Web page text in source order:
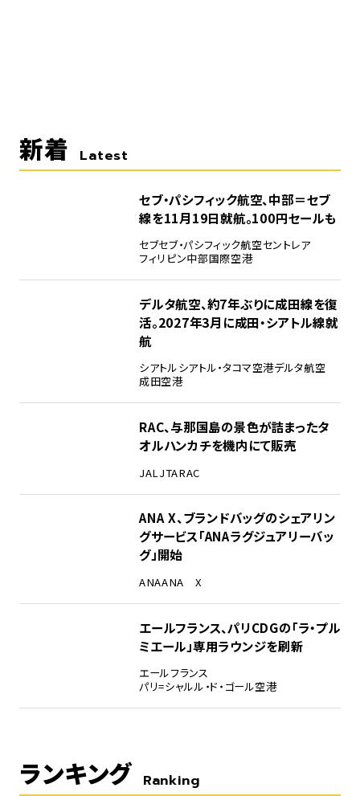
新着 Latest
セブ・パシフィック航空、中部＝セブ
線を11月19日就航。100円セールも
セブセブ・パシフィック航空セントレア
フィリピン中部国際空港
デルタ航空、約7年ぶりに成田線を復
活。2027年3月に成田・シアトル線就
航
シアトルシアトル・タコマ空港デルタ航空
成田空港
RAC、与那国島の景色が詰まったタ
オルハンカチを機内にて販売
JAL JTARAC
ANA X、ブランドバッグのシェアリン
グサービス「ANAラグジュアリーバッ
グ」開始
ANAANA X
エールフランス、パリCDGの「ラ・プル
ミエール」専用ラウンジを刷新
エールフランス
パリ=シャルル・ド・ゴール空港
ランキング Ranking